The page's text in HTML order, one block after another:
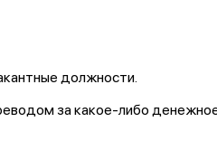
должности.
за какое-либо